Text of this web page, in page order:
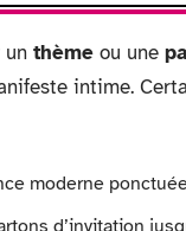
un thème ou une
intime.
moderne
d’invitation